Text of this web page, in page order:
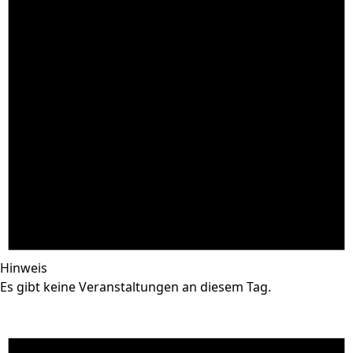
Hinweis
Es gibt keine Veranstaltungen an diesem Tag.